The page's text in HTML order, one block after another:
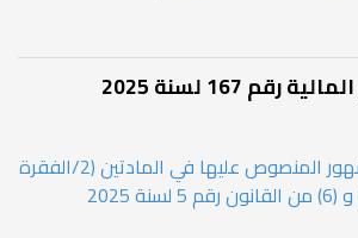
رقم 167 لسنة 2025
بمد مدة الثلاثة شهور المنصوص عليها في المادتين (2/الفقرة